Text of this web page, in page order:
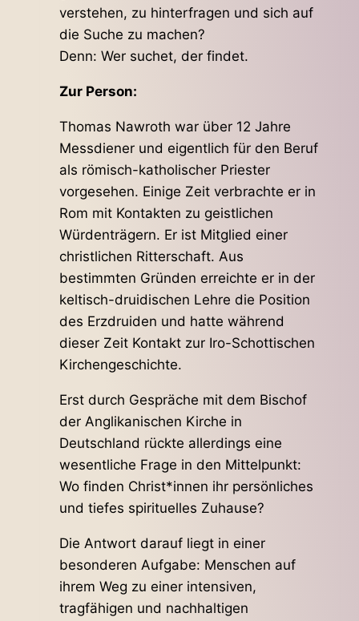
verstehen, zu hinterfragen und sich auf
die Suche zu machen?
Denn: Wer suchet, der findet.
Zur Person:
Thomas Nawroth war über 12 Jahre
Messdiener und eigentlich für den Beruf
als römisch-katholischer Priester
vorgesehen. Einige Zeit verbrachte er in
Rom mit Kontakten zu geistlichen
Würdenträgern. Er ist Mitglied einer
christlichen Ritterschaft. Aus
bestimmten Gründen erreichte er in der
keltisch-druidischen Lehre die Position
des Erzdruiden und hatte während
dieser Zeit Kontakt zur Iro-Schottischen
Kirchengeschichte.
Erst durch Gespräche mit dem Bischof
der Anglikanischen Kirche in
Deutschland rückte allerdings eine
wesentliche Frage in den Mittelpunkt:
Wo finden Christ*innen ihr persönliches
und tiefes spirituelles Zuhause?
Die Antwort darauf liegt in einer
besonderen Aufgabe: Menschen auf
ihrem Weg zu einer intensiven,
tragfähigen und nachhaltigen